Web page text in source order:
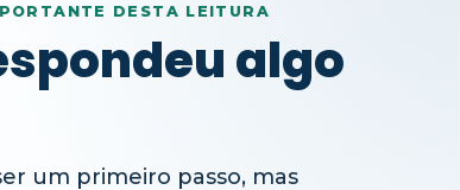
DESTA LEITURA
algo
um primeiro passo, mas